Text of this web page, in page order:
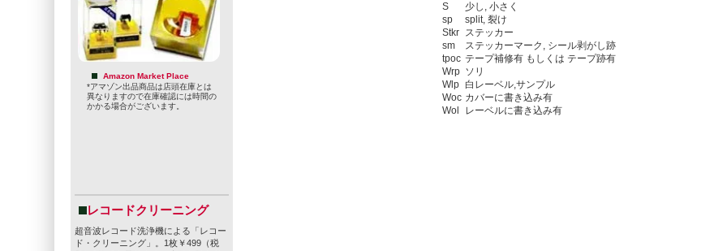
Amazon Market Place
*アマゾン出品商品は店頭在庫とは
異なりますので在庫確認には時間の
かかる場合がございます。
レコードクリーニング
超音波レコード洗浄機による「レコー
ド・クリーニング」。1枚￥499（税
S
少し, 小さく
sp
split, 裂け
Stkr ステッカー
sm
ステッカーマーク, シール剥がし跡
tpoc テープ補修有 もしくは テープ跡有
Wrp ソリ
Wlp 白レーベル,サンプル
Woc カバーに書き込み有
Wol
レーベルに書き込み有